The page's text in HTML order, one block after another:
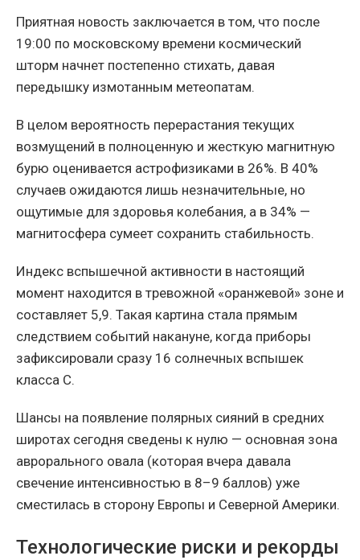
Приятная новость заключается в том, что после
19:00 по московскому времени космический
шторм начнет постепенно стихать, давая
передышку измотанным метеопатам.
В целом вероятность перерастания текущих
возмущений в полноценную и жесткую магнитную
бурю оценивается астрофизиками в 26%. В 40%
случаев ожидаются лишь незначительные, но
ощутимые для здоровья колебания, а в 34% —
магнитосфера сумеет сохранить стабильность.
Индекс вспышечной активности в настоящий
момент находится в тревожной «оранжевой» зоне и
составляет 5,9. Такая картина стала прямым
следствием событий накануне, когда приборы
зафиксировали сразу 16 солнечных вспышек
класса С.
Шансы на появление полярных сияний в средних
широтах сегодня сведены к нулю — основная зона
аврорального овала (которая вчера давала
свечение интенсивностью в 8–9 баллов) уже
сместилась в сторону Европы и Северной Америки.
Технологические риски и рекорды